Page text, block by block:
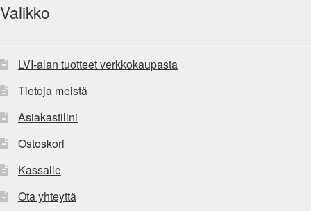
Valikko
LVI-alan tuotteet verkkokaupasta
Tietoja meistä
Asiakastilini
Ostoskori
Kassalle
Ota yhteyttä